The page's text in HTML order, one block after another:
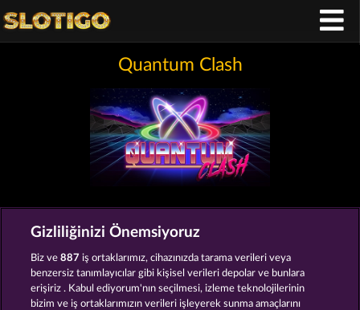
Quantum Clash
Hüküm ve Koşullar
Şirket SSS Ortaklık programı Facebook
İptal talebini gönder
Gizliliğinizi Önemsiyoruz
Biz ve887 iş ortaklarımız, cihazınızda tarama verileri veya
benzersiz tanımlayıcılar gibi kişisel verileri depolar ve bunlara
erişiriz . Kabul ediyorum'nın seçilmesi, izleme teknolojilerinin
bizim ve iş ortaklarımızın verileri işleyerek sunma amaçlarını